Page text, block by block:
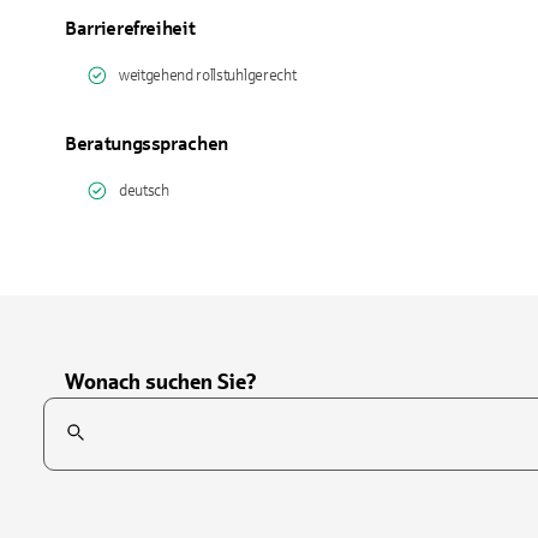
Barrierefreiheit
weitgehend rollstuhlgerecht
Beratungssprachen
deutsch
Wonach suchen Sie?
Suchfeld